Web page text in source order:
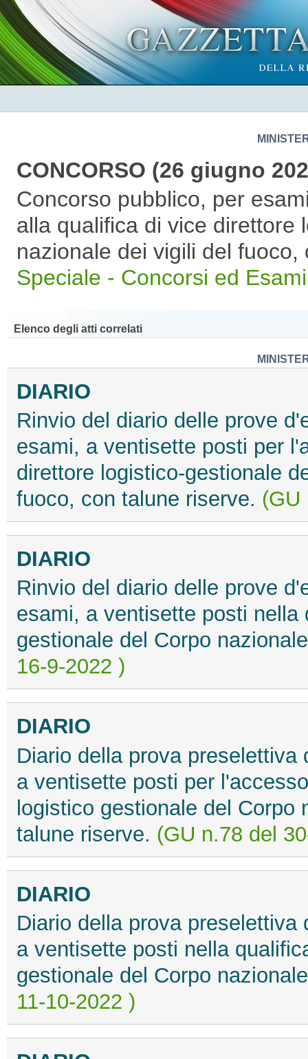
CONCORSO (26 giugno
Concorso pubblico, per
alla qualifica di vice direttore
nazionale dei vigili del
Speciale - Concorsi ed
Elenco degli atti correlati
DIARIO
Rinvio del diario delle prove
esami, a ventisette posti per
direttore logistico-gestionale
fuoco, con talune riserve. (GU
DIARIO
Rinvio del diario delle prove
esami, a ventisette posti
gestionale del Corpo
16-9-2022 )
DIARIO
Diario della prova
a ventisette posti per
logistico gestionale del Corpo
talune riserve. (GU n.78 del
DIARIO
Diario della prova
a ventisette posti nella
gestionale del Corpo
11-10-2022 )